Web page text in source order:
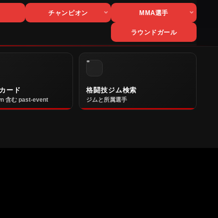
チャンピオン MMA選手
ラウンドガール
ード
含む past-event
格闘技ジム検索
ジムと所属選手